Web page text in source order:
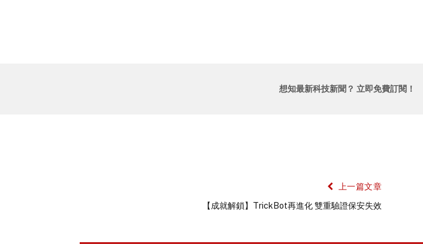
想知最新科技新聞？ 立即免費訂閱！
上一篇文章
【成就解鎖】TrickBot再進化 雙重驗證保安失效